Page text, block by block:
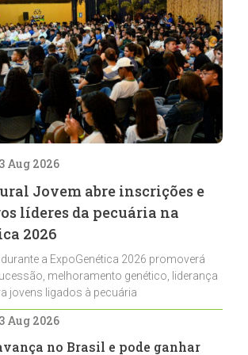
Aug 2026
Jovem abre inscrições e
líderes da pecuária na
2026
a ExpoGenética 2026 promoverá
melhoramento genético, liderança
jovens ligados à pecuária
Aug 2026
no Brasil e pode ganhar